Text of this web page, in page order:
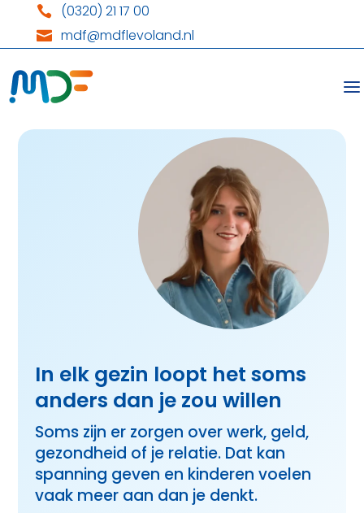
 (0320) 21 17 00
 mdf@mdflevoland.nl
In elk gezin loopt het soms
anders dan je zou willen
Soms zijn er zorgen over werk, geld,
gezondheid of je relatie. Dat kan
spanning geven en kinderen voelen
vaak meer aan dan je denkt.